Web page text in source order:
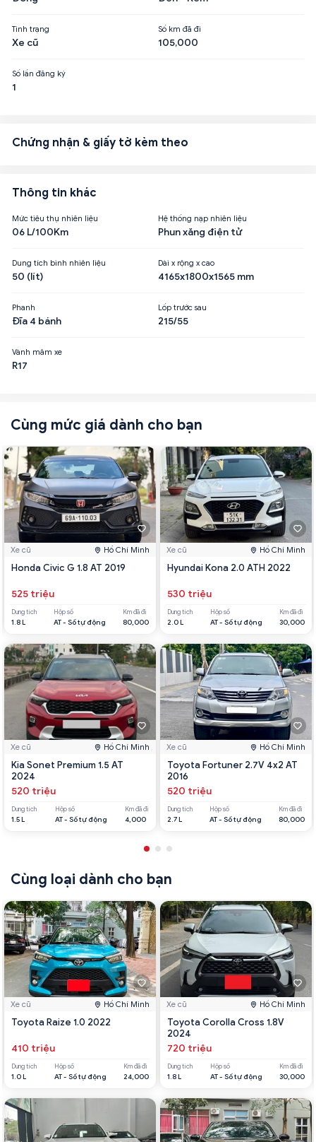
Tình trạng
Xe cũ
Số km đã đi
105,000
Số lần đăng ký
1
Chứng nhận & giấy tờ kèm theo
Thông tin khác
Mức tiêu thụ nhiên liệu
06 L/100Km
Hệ thống nạp nhiên liệu
Phun xăng điện tử
Dung tích bình nhiên liệu
50 (lít)
Dài x rộng x cao
4165x1800x1565 mm
Phanh
Đĩa 4 bánh
Lốp trước sau
215/55
Vành mâm xe
R17
Cùng mức giá dành cho bạn
Xe cũ Hồ Chí Minh
Honda Civic G 1.8 AT 2019
525 triệu
Dung tích
1.8 L
Hộp số
AT - Số tự động
Km đã đi
80,000
Xe cũ Hồ Chí Minh
Kia Sonet Premium 1.5 AT
2024
520 triệu
Dung tích
1.5 L
Hộp số
AT - Số tự động
Km đã đi
4,000
Xe cũ Hồ Chí Minh
Hyundai Kona 2.0 ATH 2022
530 triệu
Dung tích
2.0 L
Hộp số
AT - Số tự động
Km đã đi
30,000
Xe cũ Hồ Chí Minh
Toyota Fortuner 2.7V 4x2 AT
2016
520 triệu
Dung tích
2.7 L
Hộp số
AT - Số tự động
Km đã đi
80,000
Cùng loại dành cho bạn
Xe cũ Hồ Chí Minh
Toyota Raize 1.0 2022
410 triệu
Dung tích
1.0 L
Hộp số
AT - Số tự động
Km đã đi
24,000
Xe cũ Hồ Chí Minh
Toyota Corolla Cross 1.8V
2024
720 triệu
Dung tích
1.8 L
Hộp số
AT - Số tự động
Km đã đi
30,000